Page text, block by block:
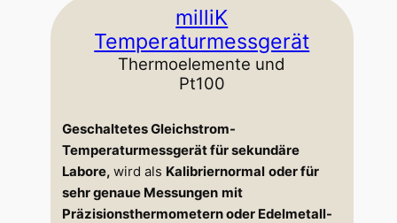
milliK
Temperaturmessgerät
Thermoelemente und
Pt100
Geschaltetes Gleichstrom-
Temperaturmessgerät für sekundäre
Labore,wird als Kalibriernormal oder für
sehr genaue Messungen mit
Präzisionsthermometern oder Edelmetall-